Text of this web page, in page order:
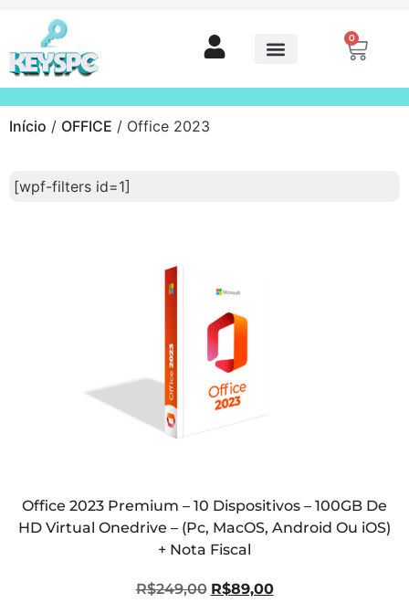
0
Início / OFFICE / Office 2023
[wpf-filters id=1]
Office 2023 Premium – 10 Dispositivos – 100GB De
HD Virtual Onedrive – (Pc, MacOS, Android Ou iOS)
+ Nota Fiscal
R$249,00 R$89,00